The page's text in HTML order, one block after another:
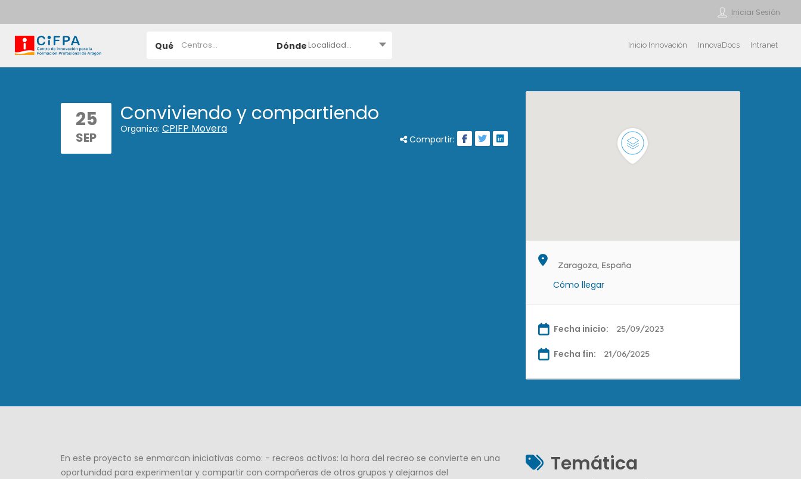
Iniciar Sesión
Qué DóndeLocalidad... Inicio Innovación InnovaDocs Intranet
25
SEP
Conviviendo y compartiendo
Organiza: CPIFP Movera
Compartir:
Zaragoza, España
Cómo llegar
Fecha inicio: 25/09/2023
Fecha fin: 21/06/2025
En este proyecto se enmarcan iniciativas como: - recreos activos: la hora del recreo se convierte en una
oportunidad para experimentar y compartir con compañeras de otros grupos y alejarnos del
Temática